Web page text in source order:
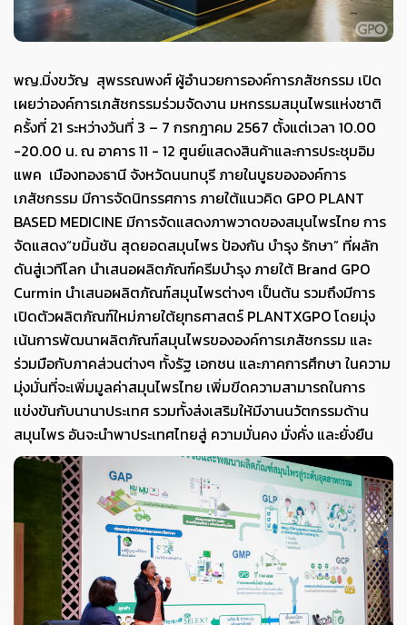
พญ.มิ่งขวัญ สุพรรณพงศ์ ผู้อำนวยการองค์การภสัชกรรม เปิด
เผยว่าองค์การเภสัชกรรมร่วมจัดงาน มหกรรมสมุนไพรแห่งชาติ
ครั้งที่ 21 ระหว่างวันที่ 3 – 7 กรกฎาคม 2567 ตั้งแต่เวลา 10.00
-20.00 น. ณ อาคาร 11 - 12 ศูนย์แสดงสินค้าและการประชุมอิม
แพค เมืองทองธานี จังหวัดนนทบุรี ภายในบูธขององค์การ
เภสัชกรรม มีการจัดนิทรรศการ ภายใต้แนวคิด GPO PLANT
BASED MEDICINE มีการจัดแสดงภาพวาดของสมุนไพรไทย การ
จัดแสดง“ขมิ้นชัน สุดยอดสมุนไพร ป้องกัน บำรุง รักษา” ที่ผลัก
ดันสู่เวทีโลก นำเสนอผลิตภัณฑ์ครีมบำรุง ภายใต้ Brand GPO
Curmin นำเสนอผลิตภัณฑ์สมุนไพรต่างๆ เป็นต้น รวมถึงมีการ
เปิดตัวผลิตภัณฑ์ใหม่ภายใต้ยุทธศาสตร์ PLANTXGPO โดยมุ่ง
เน้นการพัฒนาผลิตภัณฑ์สมุนไพรขององค์การเภสัชกรรม และ
ร่วมมือกับภาคส่วนต่างๆ ทั้งรัฐ เอกชน และภาคการศึกษา ในความ
มุ่งมั่นที่จะเพิ่มมูลค่าสมุนไพรไทย เพิ่มขีดความสามารถในการ
แข่งขันกับนานาประเทศ รวมทั้งส่งเสริมให้มีงานนวัตกรรมด้าน
สมุนไพร อันจะนำพาประเทศไทยสู่ ความมั่นคง มั่งคั่ง และยั่งยืน